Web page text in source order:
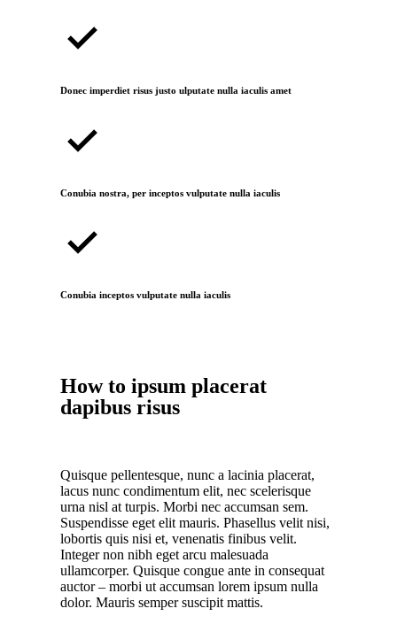
Donec imperdiet risus justo ulputate nulla iaculis amet
Conubia nostra, per inceptos vulputate nulla iaculis
Conubia inceptos vulputate nulla iaculis
How to ipsum placerat
dapibus risus
Quisque pellentesque, nunc a lacinia placerat,
lacus nunc condimentum elit, nec scelerisque
urna nisl at turpis. Morbi nec accumsan sem.
Suspendisse eget elit mauris. Phasellus velit nisi,
lobortis quis nisi et, venenatis finibus velit.
Integer non nibh eget arcu malesuada
ullamcorper. Quisque congue ante in consequat
auctor – morbi ut accumsan lorem ipsum nulla
dolor. Mauris semper suscipit mattis.